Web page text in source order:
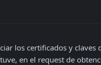
los certificados y
en el request de